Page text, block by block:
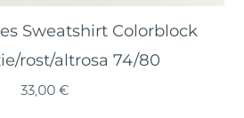
Sweatshirt Colorblock
rost/altrosa 74/80
33,00 €